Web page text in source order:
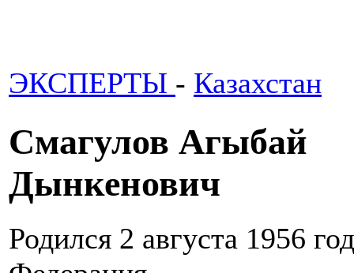
ЭКСПЕРТЫ - Казахстан
Смагулов Агыбай
Дынкенович
Родился 2 августа 1956